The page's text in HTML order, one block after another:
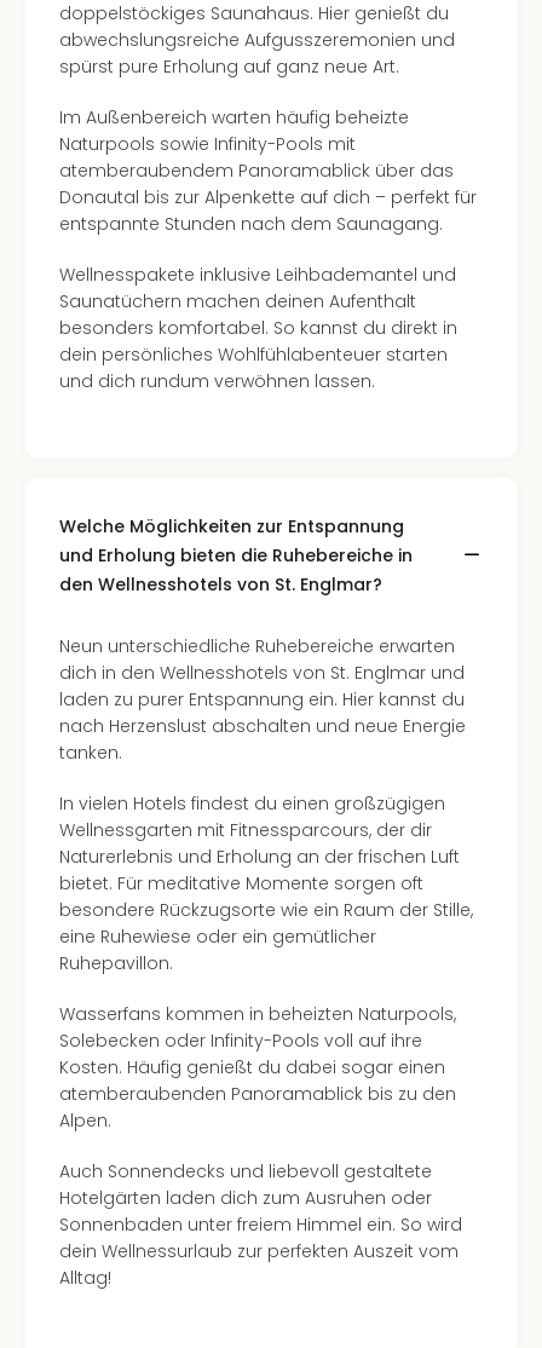
doppelstöckiges Saunahaus. Hier genießt du
abwechslungsreiche Aufgusszeremonien und
spürst pure Erholung auf ganz neue Art.
Im Außenbereich warten häufig beheizte
Naturpools sowie Infinity-Pools mit
atemberaubendem Panoramablick über das
Donautal bis zur Alpenkette auf dich – perfekt für
entspannte Stunden nach dem Saunagang.
Wellnesspakete inklusive Leihbademantel und
Saunatüchern machen deinen Aufenthalt
besonders komfortabel. So kannst du direkt in
dein persönliches Wohlfühlabenteuer starten
und dich rundum verwöhnen lassen.
Welche Möglichkeiten zur Entspannung
und Erholung bieten die Ruhebereiche in
den Wellnesshotels von St. Englmar?
Neun unterschiedliche Ruhebereiche erwarten
dich in den Wellnesshotels von St. Englmar und
laden zu purer Entspannung ein. Hier kannst du
nach Herzenslust abschalten und neue Energie
tanken.
In vielen Hotels findest du einen großzügigen
Wellnessgarten mit Fitnessparcours, der dir
Naturerlebnis und Erholung an der frischen Luft
bietet. Für meditative Momente sorgen oft
besondere Rückzugsorte wie ein Raum der Stille,
eine Ruhewiese oder ein gemütlicher
Ruhepavillon.
Wasserfans kommen in beheizten Naturpools,
Solebecken oder Infinity-Pools voll auf ihre
Kosten. Häufig genießt du dabei sogar einen
atemberaubenden Panoramablick bis zu den
Alpen.
Auch Sonnendecks und liebevoll gestaltete
Hotelgärten laden dich zum Ausruhen oder
Sonnenbaden unter freiem Himmel ein. So wird
dein Wellnessurlaub zur perfekten Auszeit vom
Alltag!